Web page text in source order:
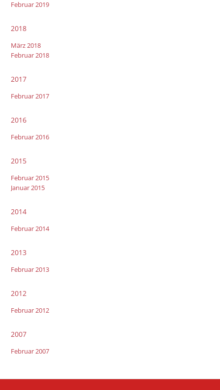
Februar 2019
2018
März 2018
Februar 2018
2017
Februar 2017
2016
Februar 2016
2015
Februar 2015
Januar 2015
2014
Februar 2014
2013
Februar 2013
2012
Februar 2012
2007
Februar 2007